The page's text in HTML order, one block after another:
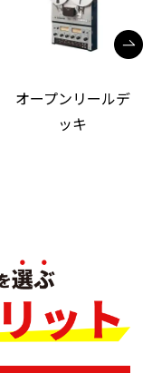
オープンリールデ
ッキ